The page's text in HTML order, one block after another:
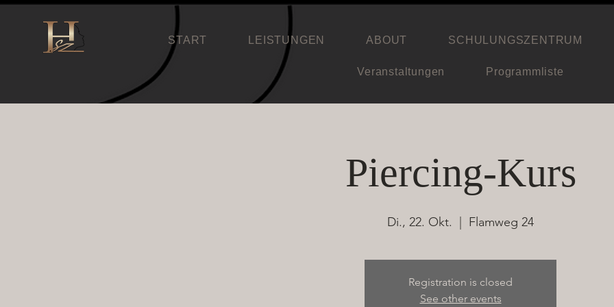
START LEISTUNGEN ABOUT SCHULUNGSZENTRUM
Veranstaltungen Programmliste
Piercing-Kurs
Di., 22. Okt. Flamweg 24
Registration is closed
See other events